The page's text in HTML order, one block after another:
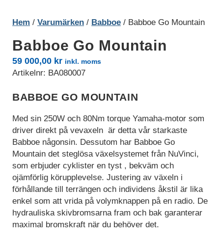
Hem / Varumärken / Babboe / Babboe Go Mountain
Babboe Go Mountain
59 000,00 kr inkl. moms
Artikelnr: BA080007
BABBOE GO MOUNTAIN
Med sin 250W och 80Nm torque Yamaha-motor som
driver direkt på vevaxeln är detta vår starkaste
Babboe någonsin. Dessutom har Babboe Go
Mountain det steglösa växelsystemet från NuVinci,
som erbjuder cyklister en tyst , bekväm och
ojämförlig körupplevelse. Justering av växeln i
förhållande till terrängen och individens åkstil är lika
enkel som att vrida på volymknappen på en radio. De
hydrauliska skivbromsarna fram och bak garanterar
maximal bromskraft när du behöver det.
Nödvändiga
Nödvändiga
cookies är
avgörande för
grundläggande
funktioner och